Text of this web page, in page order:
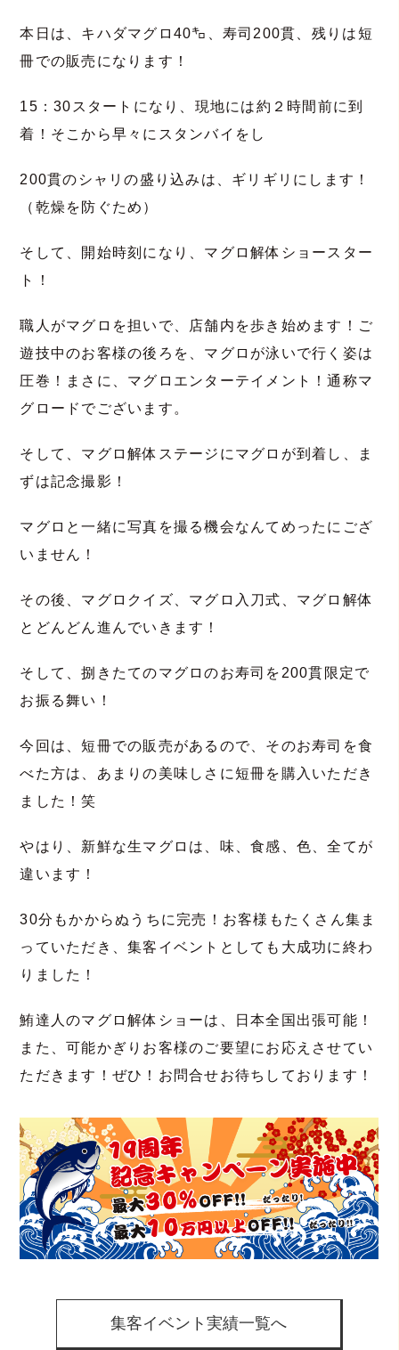
本日は、キハダマグロ40㌔、寿司200貫、残りは短
冊での販売になります！
15：30スタートになり、現地には約２時間前に到
着！そこから早々にスタンバイをし
200貫のシャリの盛り込みは、ギリギリにします！
（乾燥を防ぐため）
そして、開始時刻になり、マグロ解体ショースター
ト！
職人がマグロを担いで、店舗内を歩き始めます！ご
遊技中のお客様の後ろを、マグロが泳いで行く姿は
圧巻！まさに、マグロエンターテイメント！通称マ
グロードでございます。
そして、マグロ解体ステージにマグロが到着し、ま
ずは記念撮影！
マグロと一緒に写真を撮る機会なんてめったにござ
いません！
その後、マグロクイズ、マグロ入刀式、マグロ解体
とどんどん進んでいきます！
そして、捌きたてのマグロのお寿司を200貫限定で
お振る舞い！
今回は、短冊での販売があるので、そのお寿司を食
べた方は、あまりの美味しさに短冊を購入いただき
ました！笑
やはり、新鮮な生マグロは、味、食感、色、全てが
違います！
30分もかからぬうちに完売！お客様もたくさん集ま
っていただき、集客イベントとしても大成功に終わ
りました！
鮪達人のマグロ解体ショーは、日本全国出張可能！
また、可能かぎりお客様のご要望にお応えさせてい
ただきます！ぜひ！お問合せお待ちしております！
集客イベント実績一覧へ